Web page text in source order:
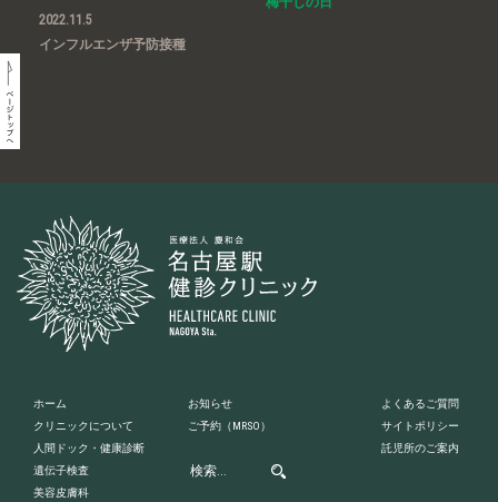
2022.11.5
インフルエンザ予防接種
ホーム
クリニックについて
人間ドック・健康診断
遺伝子検査
美容皮膚科
お知らせ
ご予約 （MRSO）
よくあるご質問
サイトポリシー
託児所のご案内